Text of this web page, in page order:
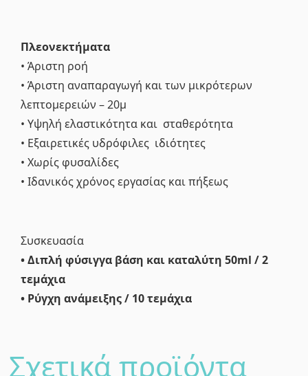
Πλεονεκτήματα
• Άριστη ροή
• Άριστη αναπαραγωγή και των μικρότερων
λεπτομερειών – 20μ
• Υψηλή ελαστικότητα και σταθερότητα
• Εξαιρετικές υδρόφιλες ιδιότητες
• Χωρίς φυσαλίδες
• Ιδανικός χρόνος εργασίας και πήξεως
Συσκευασία
• Διπλή φύσιγγα βάση και καταλύτη 50ml / 2
τεμάχια
• Ρύγχη ανάμειξης / 10 τεμάχια
Σχετικά προϊόντα